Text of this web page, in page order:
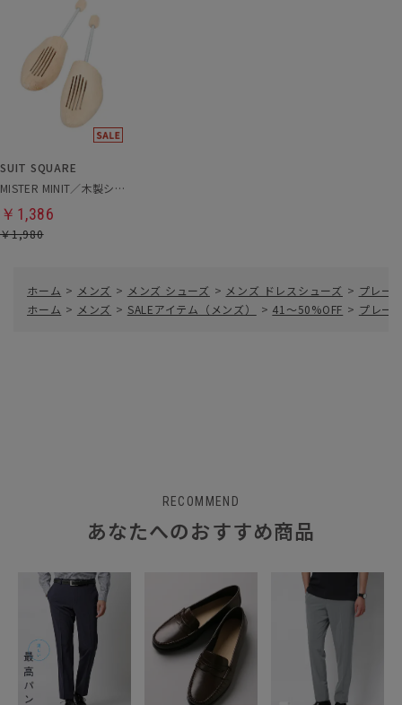
SUIT SQUARE
MISTER MINIT／木製シューキーパー
￥1,386
￥1,980
ホーム > メンズ > メンズ シューズ > メンズ ドレスシューズ > プレー
ホーム > メンズ > SALEアイテム（メンズ） > 41～50%OFF > プレー
RECOMMEND
あなたへのおすすめ商品